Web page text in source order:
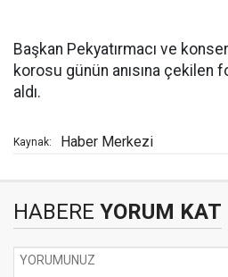
Başkan Pekyatırmacı ve
korosu günün anısına çekilen
aldı.
Kaynak: Haber Merkezi
HABERE YORUM KAT